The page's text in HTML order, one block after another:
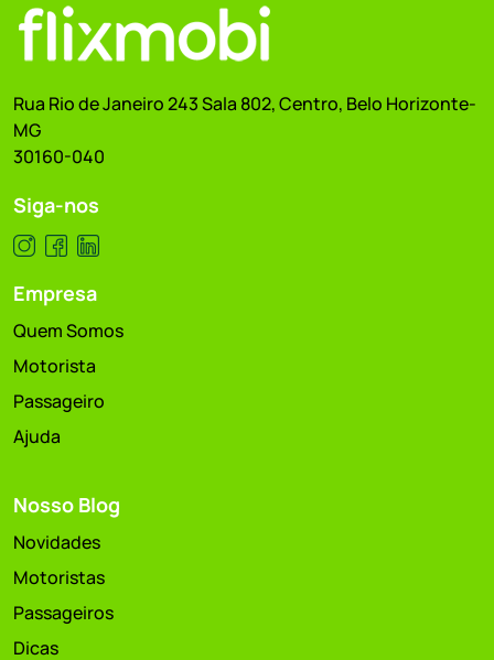
Rua Rio de Janeiro 243 Sala 802, Centro, Belo Horizonte-
MG
30160-040
Siga-nos
Empresa
Quem Somos
Motorista
Passageiro
Ajuda
Nosso Blog
Novidades
Motoristas
Passageiros
Dicas